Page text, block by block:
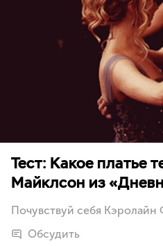
Тест: Какое платье
Майклсон из
Почувствуй себя Кэролайн
Обсудить